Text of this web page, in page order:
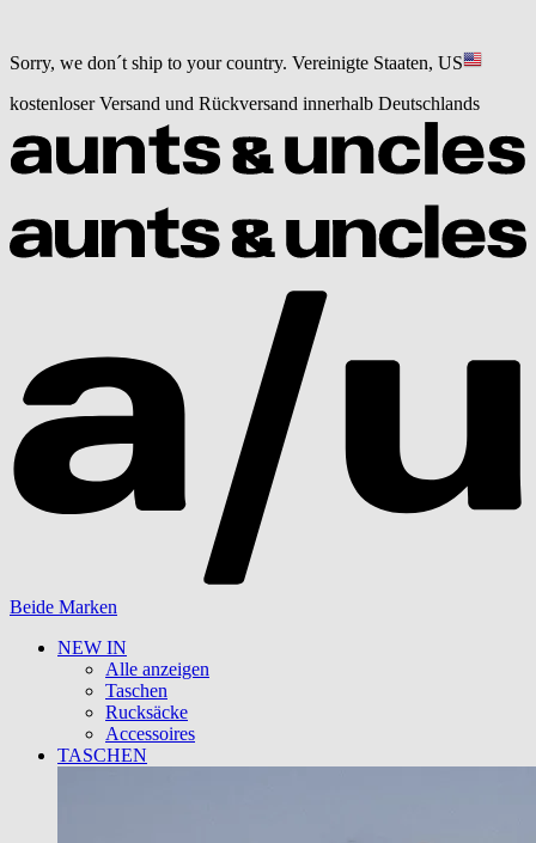
Sorry, we don´t ship to your country. Vereinigte Staaten, US
kostenloser Versand und Rückversand innerhalb Deutschlands
Beide Marken
NEW IN
Alle anzeigen
Taschen
Rucksäcke
Accessoires
TASCHEN